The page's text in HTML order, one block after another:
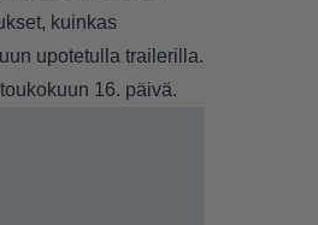
kuinkas
upotetulla trailerilla.
16. päivä.